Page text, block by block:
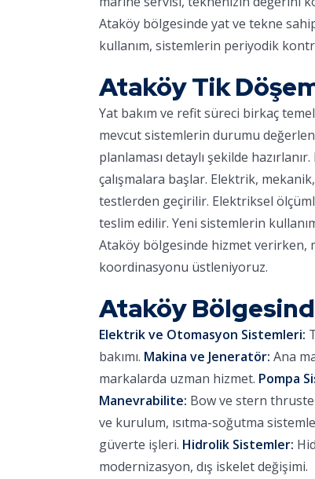
Ataköy bölgesinde yat ve tekne
kullanım, sistemlerin periyodik
Ataköy Tik
Yat bakım ve refit süreci birkaç
mevcut sistemlerin durumu
planlaması detaylı şekilde
çalışmalara başlar. Elektrik,
testlerden geçirilir. Elektriksel
teslim edilir. Yeni sistemlerin
Ataköy bölgesinde hizmet verirken,
koordinasyonu üstleniyoruz.
Ataköy
Elektrik ve Otomasyon Sistemleri:
bakımı. Makina ve Jeneratör: Ana
markalarda uzman hizmet. Pompa
Manevrabilite: Bow ve stern
ve kurulum, ısıtma-soğutma
güverte işleri. Hidrolik Sistemler:
modernizasyon, dış iskelet değişimi.